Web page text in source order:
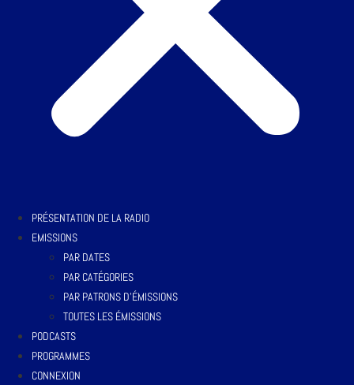
PRÉSENTATION DE LA RADIO
EMISSIONS
PAR DATES
PAR CATÉGORIES
PAR PATRONS D’ÉMISSIONS
TOUTES LES ÉMISSIONS
PODCASTS
PROGRAMMES
CONNEXION